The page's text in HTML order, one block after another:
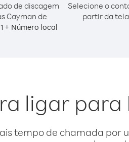
de discagem
Cayman de
1 + Número local
Selecione o
partir da
ligar
tempo de chamada por